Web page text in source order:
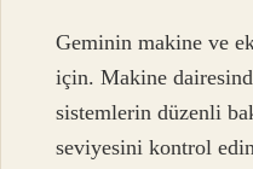
Geminin makine ve
için. Makine
sistemlerin düzenli
seviyesini kontrol